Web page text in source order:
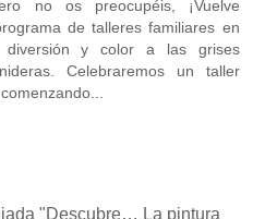
no os preocupéis, ¡Vuelve
de talleres familiares en
y color a las grises
Celebraremos un taller